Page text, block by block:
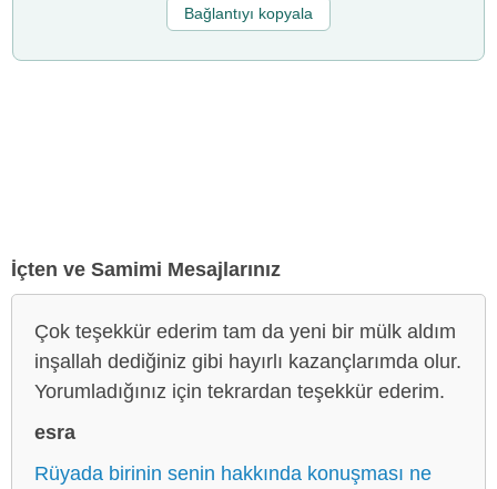
Bağlantıyı kopyala
İçten ve Samimi Mesajlarınız
Çok teşekkür ederim tam da yeni bir mülk aldım
inşallah dediğiniz gibi hayırlı kazançlarımda olur.
Yorumladığınız için tekrardan teşekkür ederim.
esra
Rüyada birinin senin hakkında konuşması ne